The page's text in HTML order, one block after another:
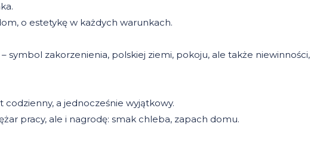
o estetykę w każdych warunkach.
symbol zakorzenienia, polskiej ziemi, pokoju, ale także niewinności,
a jednocześnie wyjątkowy.
pracy, ale i nagrodę: smak chleba, zapach domu.